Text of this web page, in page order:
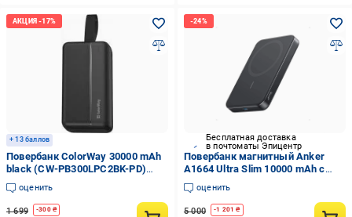
+ 13 баллов
Повербанк ColorWay 30000 mAh
black (CW-PB300LPC2BK-PD)
High-power 2 (USB QC3.0 + USB-
C Power Delivery 22.5W)
оценить
1 699 -300₴
Бесплатная доставка
в почтоматы Эпицентр
Повербанк магнитный Anker
A1664 Ultra Slim 10000 mAh с
беспроводной/быстрой
зарядкой MagSafe для iPhone
Power Bank Черный (30874522)
оценить
5 000 -1 201 ₴